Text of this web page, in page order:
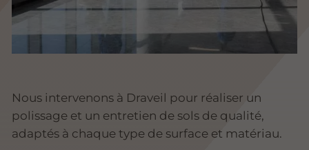
Nous intervenons à Draveil pour réaliser un
polissage et un entretien de sols de qualité,
adaptés à chaque type de surface et matériau.